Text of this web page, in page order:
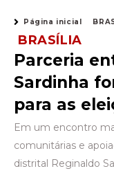
Página inicial
BRASÍLIA
Parceria
Sardinha
para as
Em um encontro
comunitárias e
distrital Reginaldo